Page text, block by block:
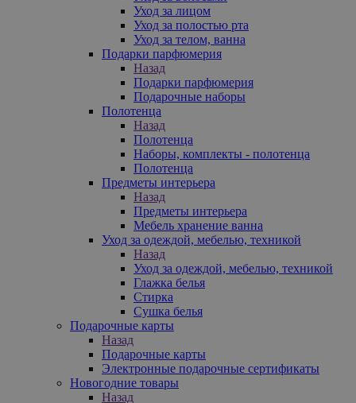
Уход за лицом
Уход за полостью рта
Уход за телом, ванна
Подарки парфюмерия
Назад
Подарки парфюмерия
Подарочные наборы
Полотенца
Назад
Полотенца
Наборы, комплекты - полотенца
Полотенца
Предметы интерьера
Назад
Предметы интерьера
Мебель хранение ванна
Уход за одеждой, мебелью, техникой
Назад
Уход за одеждой, мебелью, техникой
Глажка белья
Стирка
Сушка белья
Подарочные карты
Назад
Подарочные карты
Электронные подарочные сертификаты
Новогодние товары
Назад